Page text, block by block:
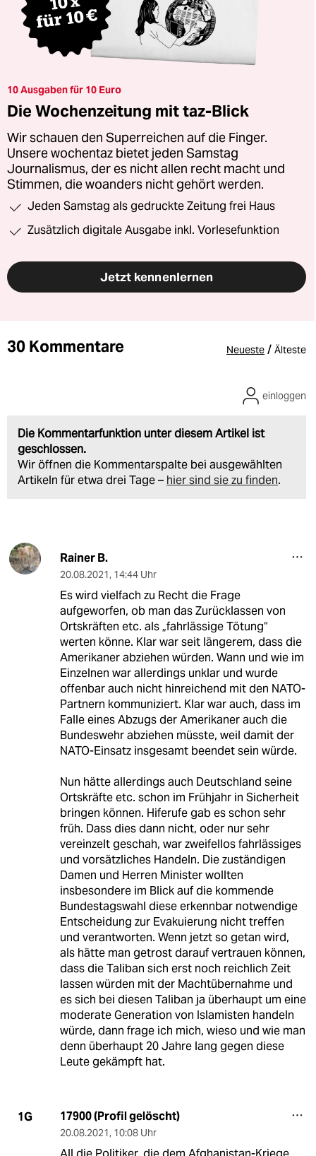
10 Ausgaben für 10 Euro
Die Wochenzeitung mit taz-Blick
Wir schauen den Superreichen auf die Finger.
Unsere wochentaz bietet jeden Samstag
Journalismus, der es nicht allen recht macht und
Stimmen, die woanders nicht gehört werden.
Jeden Samstag als gedruckte Zeitung frei Haus
Zusätzlich digitale Ausgabe inkl. Vorlesefunktion
Jetzt kennenlernen
30 Kommentare Neueste / Älteste
Die Kommentarfunktion unter diesem Artikel ist
geschlossen.
Wir öffnen die Kommentarspalte bei ausgewählten
Artikeln für etwa drei Tage – hier sind sie zu finden.
einloggen
Rainer B.
20.08.2021, 14:44 Uhr
Es wird vielfach zu Recht die Frage
aufgeworfen, ob man das Zurücklassen von
Ortskräften etc. als „fahrlässige Tötung“
werten könne. Klar war seit längerem, dass die
Amerikaner abziehen würden. Wann und wie im
Einzelnen war allerdings unklar und wurde
offenbar auch nicht hinreichend mit den NATO-
Partnern kommuniziert. Klar war auch, dass im
Falle eines Abzugs der Amerikaner auch die
Bundeswehr abziehen müsste, weil damit der
NATO-Einsatz insgesamt beendet sein würde.
Nun hätte allerdings auch Deutschland seine
Ortskräfte etc. schon im Frühjahr in Sicherheit
bringen können. Hiferufe gab es schon sehr
früh. Dass dies dann nicht, oder nur sehr
vereinzelt geschah, war zweifellos fahrlässiges
und vorsätzliches Handeln. Die zuständigen
Damen und Herren Minister wollten
insbesondere im Blick auf die kommende
Bundestagswahl diese erkennbar notwendige
Entscheidung zur Evakuierung nicht treffen
und verantworten. Wenn jetzt so getan wird,
als hätte man getrost darauf vertrauen können,
dass die Taliban sich erst noch reichlich Zeit
lassen würden mit der Machtübernahme und
es sich bei diesen Taliban ja überhaupt um eine
moderate Generation von Islamisten handeln
würde, dann frage ich mich, wieso und wie man
denn überhaupt 20 Jahre lang gegen diese
Leute gekämpft hat.
1G 17900 (Profil gelöscht)
20.08.2021, 10:08 Uhr